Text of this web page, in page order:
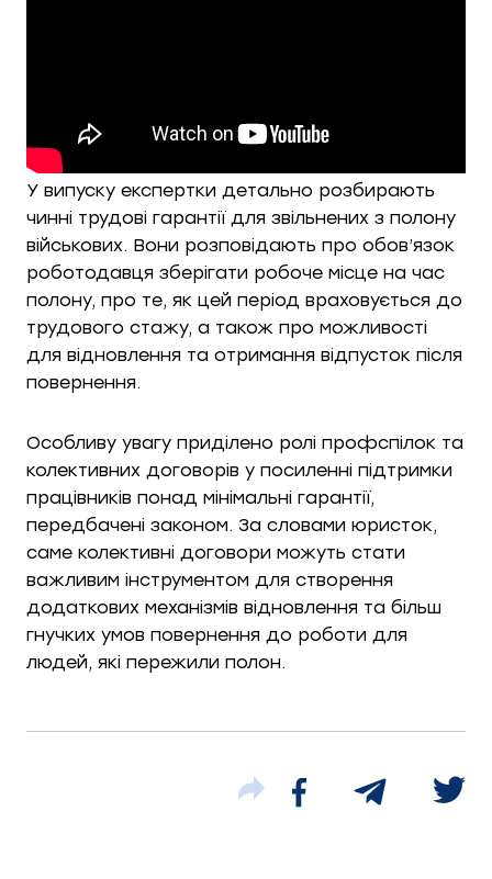
У випуску експертки детально розбирають
чинні трудові гарантії для звільнених з полону
військових. Вони розповідають про обов’язок
роботодавця зберігати робоче місце на час
полону, про те, як цей період враховується до
трудового стажу, а також про можливості
для відновлення та отримання відпусток після
повернення.
Особливу увагу приділено ролі профспілок та
колективних договорів у посиленні підтримки
працівників понад мінімальні гарантії,
передбачені законом. За словами юристок,
саме колективні договори можуть стати
важливим інструментом для створення
додаткових механізмів відновлення та більш
гнучких умов повернення до роботи для
людей, які пережили полон.